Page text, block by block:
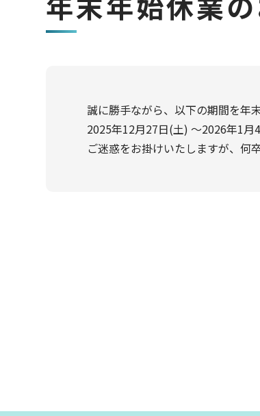
誠に勝手ながら、以下の期間を年
2025年12月27日(土) ～2026年1月
ご迷惑をお掛けいたしますが、何